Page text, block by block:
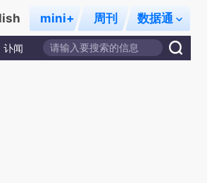
mini+ 周刊 数据通
讣闻